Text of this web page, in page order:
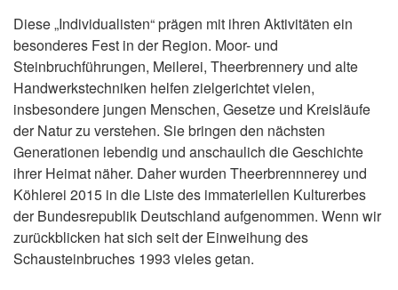
Diese „Individualisten“ prägen mit ihren Aktivitäten ein
besonderes Fest in der Region. Moor- und
Steinbruchführungen, Meilerei, Theerbrennery und alte
Handwerkstechniken helfen zielgerichtet vielen,
insbesondere jungen Menschen, Gesetze und Kreisläufe
der Natur zu verstehen. Sie bringen den nächsten
Generationen lebendig und anschaulich die Geschichte
ihrer Heimat näher. Daher wurden Theerbrennnerey und
Köhlerei 2015 in die Liste des immateriellen Kulturerbes
der Bundesrepublik Deutschland aufgenommen. Wenn wir
zurückblicken hat sich seit der Einweihung des
Schausteinbruches 1993 vieles getan.